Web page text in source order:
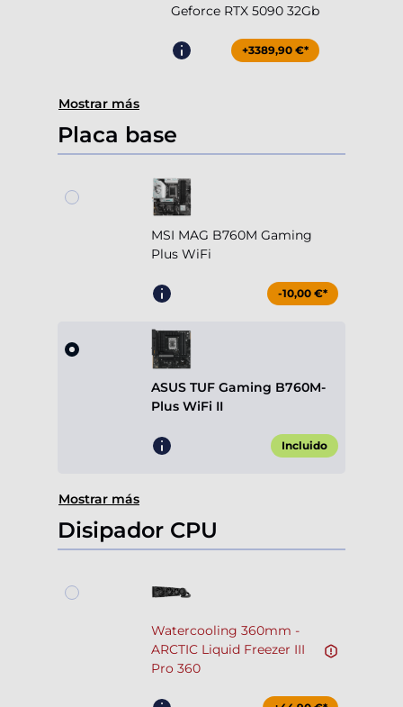
Geforce RTX 5090 32Gb
+3389,90 €*
Mostrar más
Placa base
MSI MAG B760M Gaming
Plus WiFi
-10,00 €*
ASUS TUF Gaming B760M-
Plus WiFi II
Incluido
Mostrar más
Disipador CPU
Watercooling 360mm -
ARCTIC Liquid Freezer III
Pro 360